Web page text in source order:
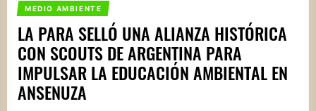
MEDIO AMBIENTE
LA PARA SELLÓ UNA ALIANZA HISTÓRICA
CON SCOUTS DE ARGENTINA PARA
IMPULSAR LA EDUCACIÓN AMBIENTAL EN
ANSENUZA